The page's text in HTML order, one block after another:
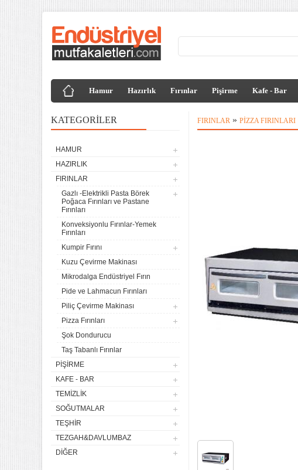
Hamur Hazırlık Fırınlar Pişirme Kafe - Bar
KATEGORILER
HAMUR
HAZIRLIK
FIRINLAR
Gazlı -Elektrikli Pasta Börek
Poğaca Fırınları ve Pastane
Fırınları
Konveksiyonlu Fırınlar-Yemek
Fırınları
Kumpir Fırını
Kuzu Çevirme Makinası
Mikrodalga Endüstriyel Fırın
Pide ve Lahmacun Fırınları
Piliç Çevirme Makinası
Pizza Fırınları
Şok Dondurucu
Taş Tabanlı Fırınlar
PIŞIRME
KAFE - BAR
TEMIZLIK
SOĞUTMALAR
TEŞHIR
TEZGAH&DAVLUMBAZ
DIĞER
Tüplü Set Üstü Ocak CE
Remta Elektrikli Döner Ocağı
2 Gözlü ev tipi iş tipi
13.200,00
Remta Elektrikli Döner Ocağı
9.400,00
FIRINLAR » PIZZA FIRINLARI